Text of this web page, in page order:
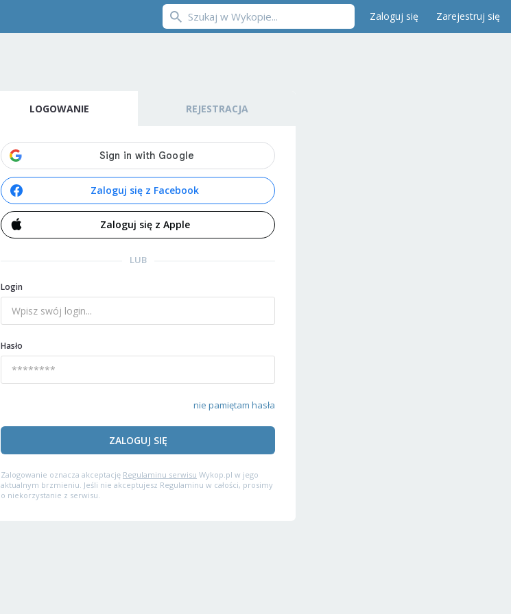
Zaloguj się Zarejestruj się
LOGOWANIE REJESTRACJA
Zaloguj się z Facebook
Zaloguj się z Apple
LUB
Login
Hasło
nie pamiętam hasła
ZALOGUJ SIĘ
Zalogowanie oznacza akceptację Regulaminu serwisu Wykop.pl w jego
aktualnym brzmieniu. Jeśli nie akceptujesz Regulaminu w całości, prosimy
o niekorzystanie z serwisu.